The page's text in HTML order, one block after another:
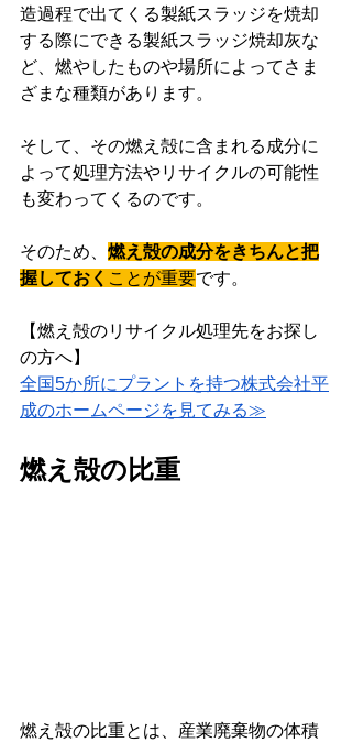
造過程で出てくる製紙スラッジを焼却
する際にできる製紙スラッジ焼却灰な
ど、燃やしたものや場所によってさま
ざまな種類があります。
そして、その燃え殻に含まれる成分に
よって処理方法やリサイクルの可能性
も変わってくるのです。
そのため、 燃え殻の成分をきちんと把
握しておく ことが重要です。
【燃え殻のリサイクル処理先をお探し
の方へ】
全国5か所にプラントを持つ株式会社平
成のホームページを見てみる≫
燃え殻の比重
燃え殻の比重とは、産業廃棄物の体積